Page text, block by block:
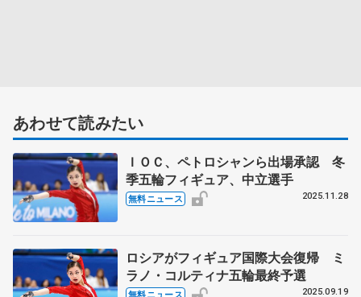
あわせて読みたい
ＩＯＣ、ペトロシャンら出場承認 冬
季五輪フィギュア、中立選手
無料ニュース 2025.11.28
ロシアがフィギュア国際大会復帰 ミ
ラノ・コルティナ五輪最終予選
無料ニュース 2025.09.19